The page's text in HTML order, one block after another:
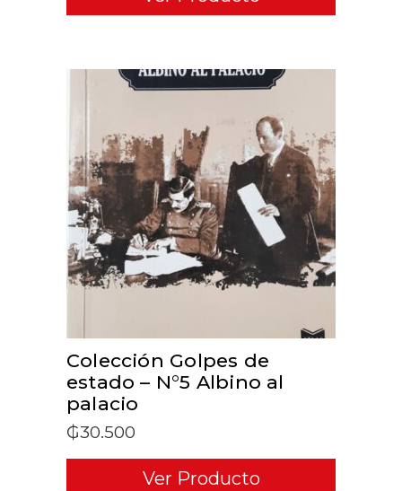
ADD TO CART
Colección Golpes de
estado – N°5 Albino al
palacio
₲30.500
Ver Producto